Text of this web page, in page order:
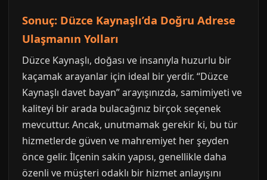
Sonuç: Düzce Kaynaşlı’da Doğru Adrese
Ulaşmanın Yolları
Düzce Kaynaşlı, doğası ve insanıyla huzurlu bir
kaçamak arayanlar için ideal bir yerdir. “Düzce
Kaynaşlı davet bayan” arayışınızda, samimiyeti ve
kaliteyi bir arada bulacağınız birçok seçenek
mevcuttur. Ancak, unutmamak gerekir ki, bu tür
hizmetlerde güven ve mahremiyet her şeyden
önce gelir. İlçenin sakin yapısı, genellikle daha
özenli ve müşteri odaklı bir hizmet anlayışını